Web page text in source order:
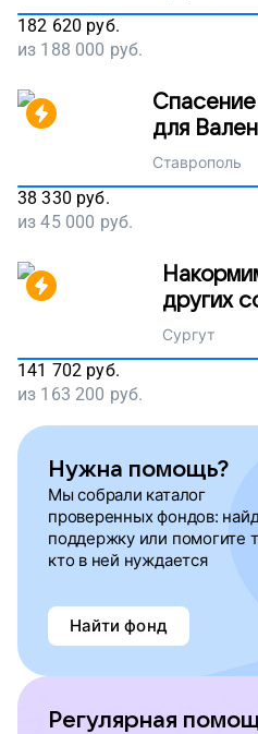
182 620 руб.
из 188 000 руб.
для
Ставрополь
38 330 руб.
из45 000 руб.
других
Сургут
141 702 руб.
из 163 200 руб.
Нужна помощь?
Мы собрали каталог
проверенных фондов:
поддержку или помогите
кто в ней нуждается
Найти фонд
Регулярная